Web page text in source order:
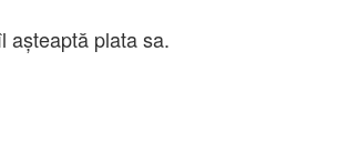
aşteaptă plata sa.